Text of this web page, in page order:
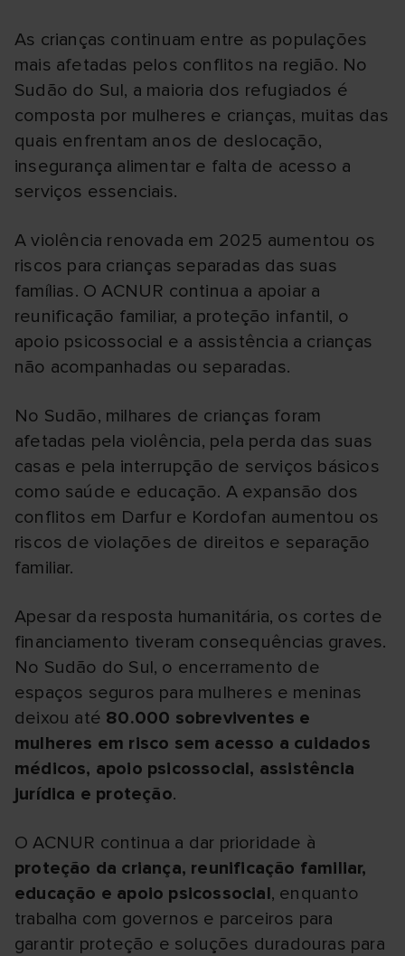
As crianças continuam entre as populações
mais afetadas pelos conflitos na região. No
Sudão do Sul, a maioria dos refugiados é
composta por mulheres e crianças, muitas das
quais enfrentam anos de deslocação,
insegurança alimentar e falta de acesso a
serviços essenciais.
A violência renovada em 2025 aumentou os
riscos para crianças separadas das suas
famílias. O ACNUR continua a apoiar a
reunificação familiar, a proteção infantil, o
apoio psicossocial e a assistência a crianças
não acompanhadas ou separadas.
No Sudão, milhares de crianças foram
afetadas pela violência, pela perda das suas
casas e pela interrupção de serviços básicos
como saúde e educação. A expansão dos
conflitos em Darfur e Kordofan aumentou os
riscos de violações de direitos e separação
familiar.
Apesar da resposta humanitária, os cortes de
financiamento tiveram consequências graves.
No Sudão do Sul, o encerramento de
espaços seguros para mulheres e meninas
deixou até 80.000 sobreviventes e
mulheres em risco sem acesso a cuidados
médicos, apoio psicossocial, assistência
jurídica e proteção.
O ACNUR continua a dar prioridade à
proteção da criança, reunificação familiar,
educação e apoio psicossocial, enquanto
trabalha com governos e parceiros para
garantir proteção e soluções duradouras para